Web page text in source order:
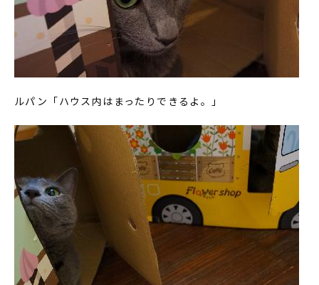
ルパン「ハウス内はまったりできるよ。」